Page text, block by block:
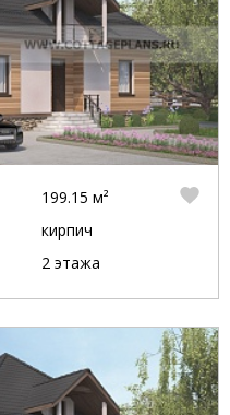
199.15 м²
кирпич
2 этажа